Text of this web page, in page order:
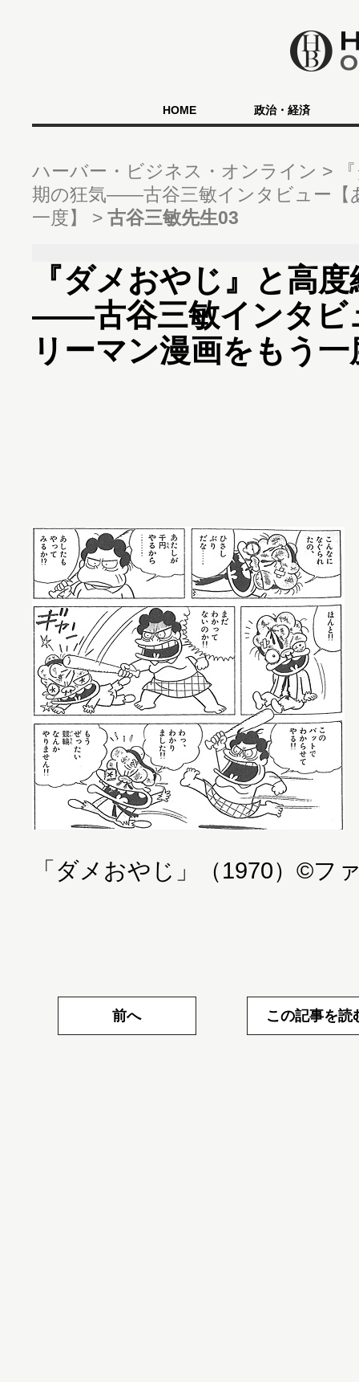
HOME 政治・経済
ハーバー・ビジネス・オンライン
期の狂気――古谷三敏インタビュー【
一度】
古谷三敏先生03
『ダメおやじ』と高
――古谷三敏インタビ
リーマン漫画をもう一
「ダメおやじ」（1970）©フ
前へ この記事を読